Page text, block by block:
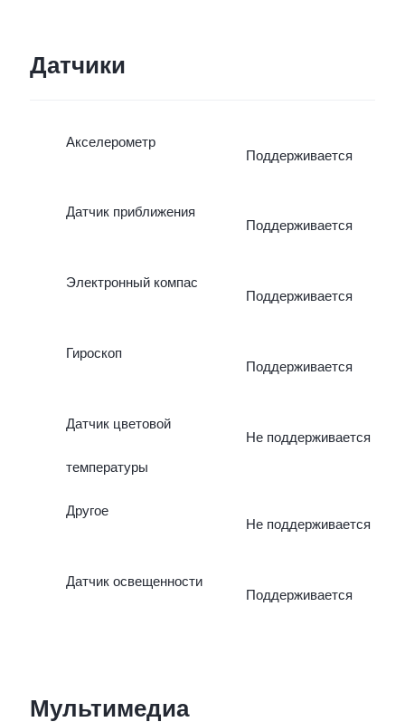
Датчики
Акселерометр
Поддерживается
Датчик приближения
Поддерживается
Электронный компас
Поддерживается
Гироскоп
Поддерживается
Датчик цветовой
температуры
Не поддерживается
Другое
Не поддерживается
Датчик освещенности
Поддерживается
Мультимедиа